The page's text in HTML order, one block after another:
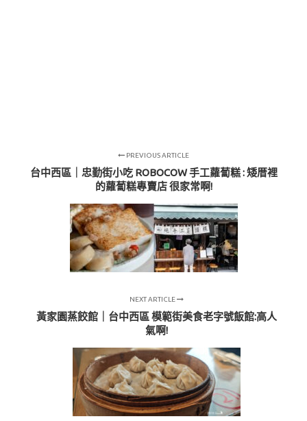
PREVIOUS ARTICLE
台中西區｜忠勤街小吃 ROBOCOW 手工蘿蔔糕 : 矮厝裡
的蘿蔔糕專賣店 很家常啊!
NEXT ARTICLE
黃家園蒸餃館｜台中西區 模範街美食老字號飯館:高人
氣啊!